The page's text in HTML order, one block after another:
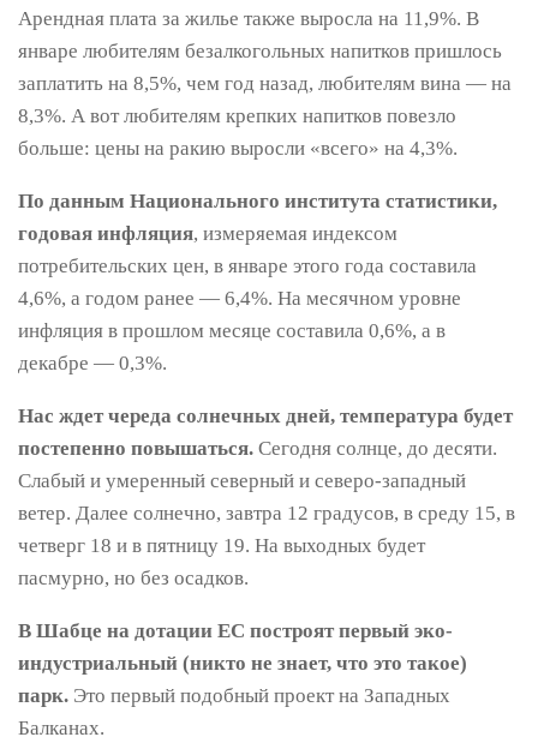
Арендная плата за жилье также выросла на 11,9%. В
январе любителям безалкогольных напитков пришлось
заплатить на 8,5%, чем год назад, любителям вина — на
8,3%. А вот любителям крепких напитков повезло
больше: цены на ракию выросли «всего» на 4,3%.
По данным Национального института статистики,
годовая инфляция, измеряемая индексом
потребительских цен, в январе этого года составила
4,6%, а годом ранее — 6,4%. На месячном уровне
инфляция в прошлом месяце составила 0,6%, а в
декабре — 0,3%.
Нас ждет череда солнечных дней, температура будет
постепенно повышаться. Сегодня солнце, до десяти.
Слабый и умеренный северный и северо-западный
ветер. Далее солнечно, завтра 12 градусов, в среду 15, в
четверг 18 и в пятницу 19. На выходных будет
пасмурно, но без осадков.
В Шабце на дотации ЕС построят первый эко-
индустриальный (никто не знает, что это такое)
парк. Это первый подобный проект на Западных
Балканах.